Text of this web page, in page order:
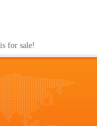
for sale!